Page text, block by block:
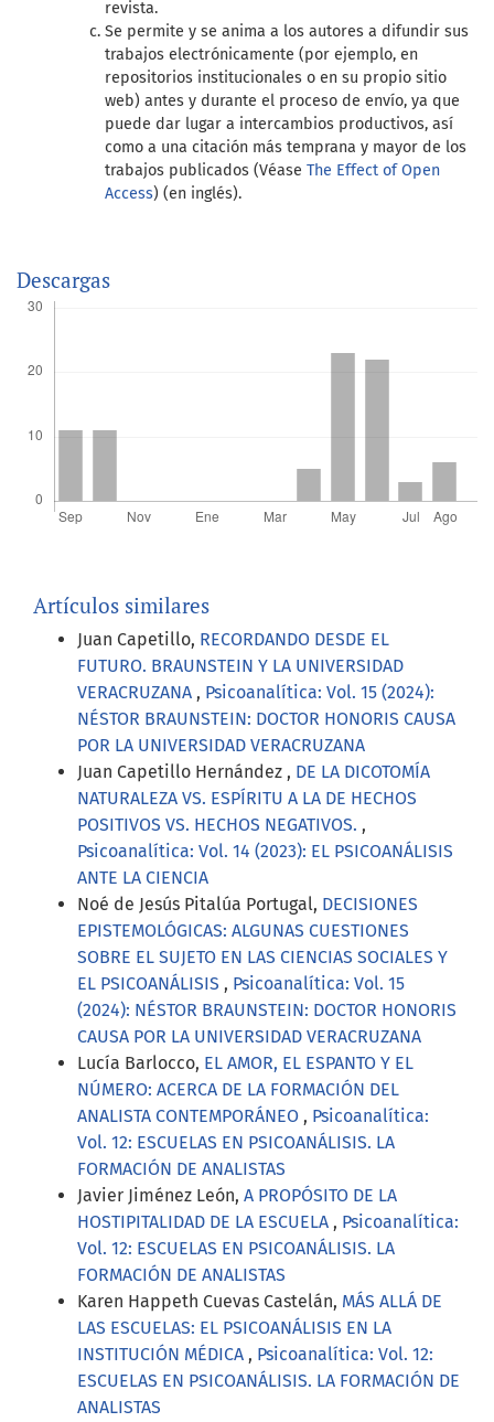
revista.
Se permite y se anima a los autores a difundir sus
trabajos electrónicamente (por ejemplo, en
repositorios institucionales o en su propio sitio
web) antes y durante el proceso de envío, ya que
puede dar lugar a intercambios productivos, así
como a una citación más temprana y mayor de los
trabajos publicados (Véase The Effect of Open
Access) (en inglés).
Descargas
Artículos similares
Juan Capetillo, RECORDANDO DESDE EL
FUTURO. BRAUNSTEIN Y LA UNIVERSIDAD
VERACRUZANA , Psicoanalítica: Vol. 15 (2024):
NÉSTOR BRAUNSTEIN: DOCTOR HONORIS CAUSA
POR LA UNIVERSIDAD VERACRUZANA
Juan Capetillo Hernández , DE LA DICOTOMÍA
NATURALEZA VS. ESPÍRITU A LA DE HECHOS
POSITIVOS VS. HECHOS NEGATIVOS. ,
Psicoanalítica: Vol. 14 (2023): EL PSICOANÁLISIS
ANTE LA CIENCIA
Noé de Jesús Pitalúa Portugal, DECISIONES
EPISTEMOLÓGICAS: ALGUNAS CUESTIONES
SOBRE EL SUJETO EN LAS CIENCIAS SOCIALES Y
EL PSICOANÁLISIS , Psicoanalítica: Vol. 15
(2024): NÉSTOR BRAUNSTEIN: DOCTOR HONORIS
CAUSA POR LA UNIVERSIDAD VERACRUZANA
Lucía Barlocco, EL AMOR, EL ESPANTO Y EL
NÚMERO: ACERCA DE LA FORMACIÓN DEL
ANALISTA CONTEMPORÁNEO , Psicoanalítica:
Vol. 12: ESCUELAS EN PSICOANÁLISIS. LA
FORMACIÓN DE ANALISTAS
Javier Jiménez León, A PROPÓSITO DE LA
HOSTIPITALIDAD DE LA ESCUELA , Psicoanalítica:
Vol. 12: ESCUELAS EN PSICOANÁLISIS. LA
FORMACIÓN DE ANALISTAS
Karen Happeth Cuevas Castelán, MÁS ALLÁ DE
LAS ESCUELAS: EL PSICOANÁLISIS EN LA
INSTITUCIÓN MÉDICA , Psicoanalítica: Vol. 12:
ESCUELAS EN PSICOANÁLISIS. LA FORMACIÓN DE
ANALISTAS